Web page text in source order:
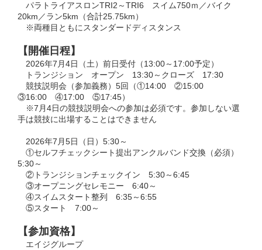
パラトライアスロンTRI2～TRI6 スイム750ｍ／バイク
20km ／ラン5km（合計25.75km）
※両種目ともにスタンダードディスタンス
【開催日程】
2026年7月4日（土）前日受付（13:00～17:00予定）
トランジション オープン 13:30～クローズ 17:30
競技説明会（参加義務）5回（①14:00 ②15:00
③16:00 ④17:00 ⑤17:45）
※7月4日の競技説明会への参加は必須です。参加しない選
手は競技に出場することはできません
2026年7月5日（日）5:30～
①セルフチェックシート提出アンクルバンド交換（必須）
5:30～
②トランジションチェックイン 5:30～6:45
③オープニングセレモニー 6:40～
④スイムスタート整列 6:35～6:55
⑤スタート 7:00～
【参加資格】
エイジグループ